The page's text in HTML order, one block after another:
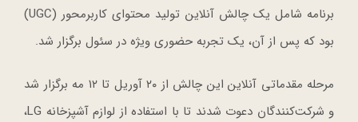
برنامه شامل یک چالش آنلاین تولید محتوای کاربرمحور (UGC)
بود که پس از آن، یک تجربه حضوری ویژه در سئول برگزار شد.
مرحله مقدماتی آنلاین این چالش از ۲۰ آوریل تا ۱۲ مه برگزار شد
و شرکت‌کنندگان دعوت شدند تا با استفاده از لوازم آشپزخانه LG،